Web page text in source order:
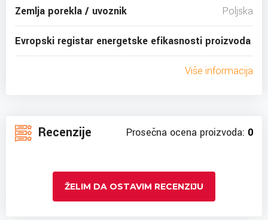
Zemlja porekla / uvoznik Poljska
Evropski registar energetske efikasnosti proizvoda
Više informacija
Recenzije Prosečna ocena proizvoda: 0
ŽELIM DA OSTAVIM RECENZIJU